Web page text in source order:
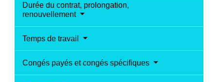
Durée du contrat, prolongation,
renouvellement
Temps de travail
Congés payés et congés spécifiques